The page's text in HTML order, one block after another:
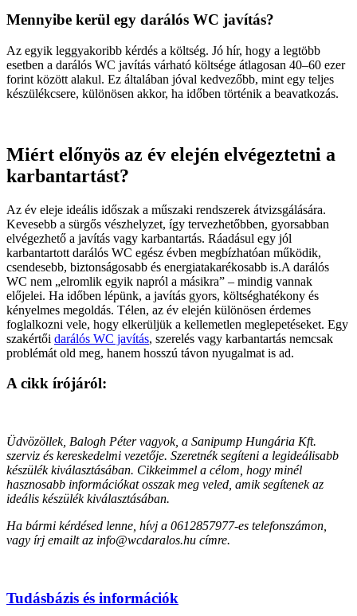
Mennyibe kerül egy darálós WC javítás?
Az egyik leggyakoribb kérdés a költség. Jó hír, hogy a legtöbb
esetben a darálós WC javítás várható költsége átlagosan 40–60 ezer
forint között alakul. Ez általában jóval kedvezőbb, mint egy teljes
készülékcsere, különösen akkor, ha időben történik a beavatkozás.
Miért előnyös az év elején elvégeztetni a
karbantartást?
Az év eleje ideális időszak a műszaki rendszerek átvizsgálására.
Kevesebb a sürgős vészhelyzet, így tervezhetőbben, gyorsabban
elvégezhető a javítás vagy karbantartás. Ráadásul egy jól
karbantartott darálós WC egész évben megbízhatóan működik,
csendesebb, biztonságosabb és energiatakarékosabb is.A darálós
WC nem „elromlik egyik napról a másikra” – mindig vannak
előjelei. Ha időben lépünk, a javítás gyors, költséghatékony és
kényelmes megoldás. Télen, az év elején különösen érdemes
foglalkozni vele, hogy elkerüljük a kellemetlen meglepetéseket. Egy
szakértői darálós WC javítás, szerelés vagy karbantartás nemcsak
problémát old meg, hanem hosszú távon nyugalmat is ad.
A cikk írójáról:
Üdvözöllek, Balogh Péter vagyok, a Sanipump Hungária Kft.
szerviz és kereskedelmi vezetője. Szeretnék segíteni a legideálisabb
készülék kiválasztásában. Cikkeimmel a célom, hogy minél
hasznosabb információkat osszak meg veled, amik segítenek az
ideális készülék kiválasztásában.
Ha bármi kérdésed lenne, hívj a 0612857977-es telefonszámon,
vagy írj emailt az info@wcdaralos.hu címre.
Tudásbázis és információk